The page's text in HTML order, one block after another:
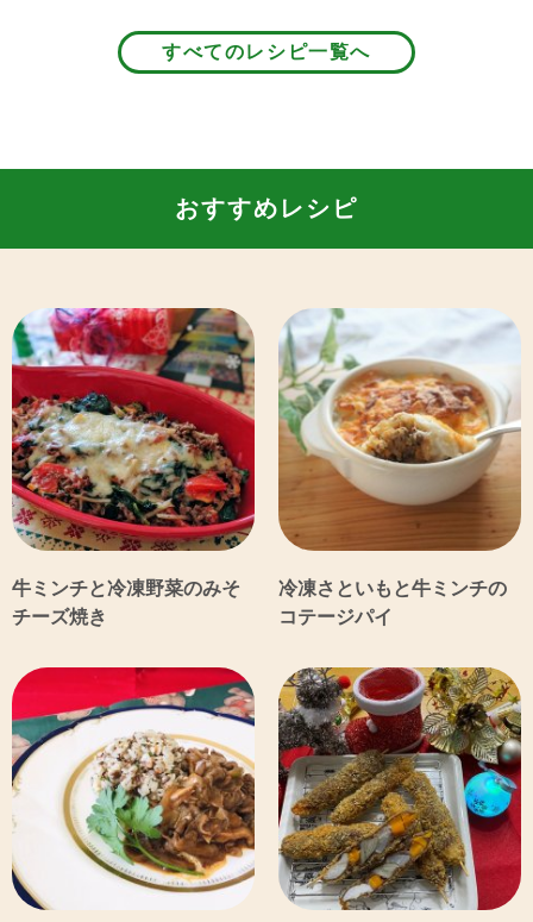
すべてのレシピ一覧へ
おすすめレシピ
牛ミンチと冷凍野菜のみそ
チーズ焼き
冷凍さといもと牛ミンチの
コテージパイ